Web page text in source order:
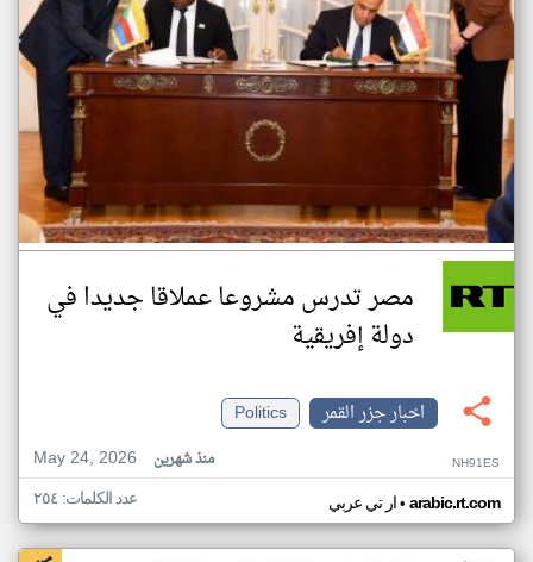
مصر تدرس مشروعا عملاقا جديدا في
دولة إفريقية
اخبار جزر القمر
Politics
May 24, 2026
منذ شهرين NH91ES
ار تي عربي• arabic.rt.com عدد الكلمات: ٢٥٤